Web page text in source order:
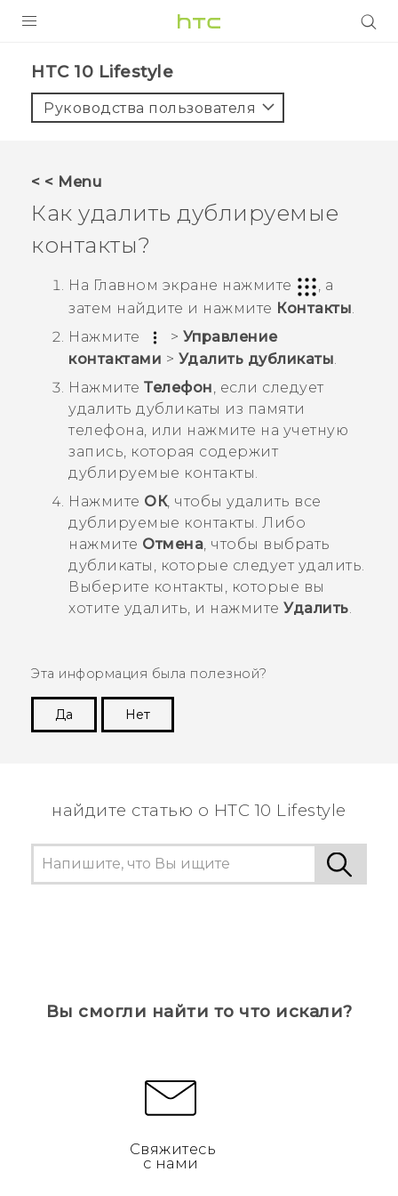
5G
VIVERSE
ПОДДЕРЖКА
HTC 10 Lifestyle‎
Руководства пользователя
< < Menu
Как удалить дублируемые
контакты?
На Главном экране нажмите
, а
затем найдите и нажмите Контакты
Нажмите
> Управление
контактами > Удалить дубликаты.
Нажмите Телефон, если следует
удалить дубликаты из памяти
телефона, или нажмите на учетную
запись, которая содержит
дублируемые контакты.
Нажмите ОК, чтобы удалить все
дублируемые контакты. Либо
нажмите Отмена, чтобы выбрать
дубликаты, которые следует удалить.
Выберите контакты, которые вы
хотите удалить, и нажмите Удалить.
Эта информация была полезной?
Да
Нет
найдите статью о HTC 10 Lifestyle
Вы смогли найти то что искали?
Свяжитесь
с нами